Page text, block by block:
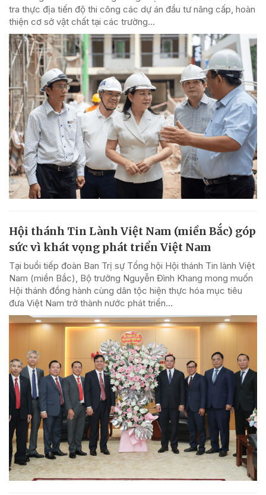
tra thực địa tiến độ thi công các dự án đầu tư nâng cấp, hoàn
thiện cơ sở vật chất tại các trường...
Hội thánh Tin Lành Việt Nam (miền Bắc) góp
sức vì khát vọng phát triển Việt Nam
Tại buổi tiếp đoàn Ban Trị sự Tổng hội Hội thánh Tin lành Việt
Nam (miền Bắc), Bộ trưởng Nguyễn Đình Khang mong muốn
Hội thánh đồng hành cùng dân tộc hiện thực hóa mục tiêu
đưa Việt Nam trở thành nước phát triển...